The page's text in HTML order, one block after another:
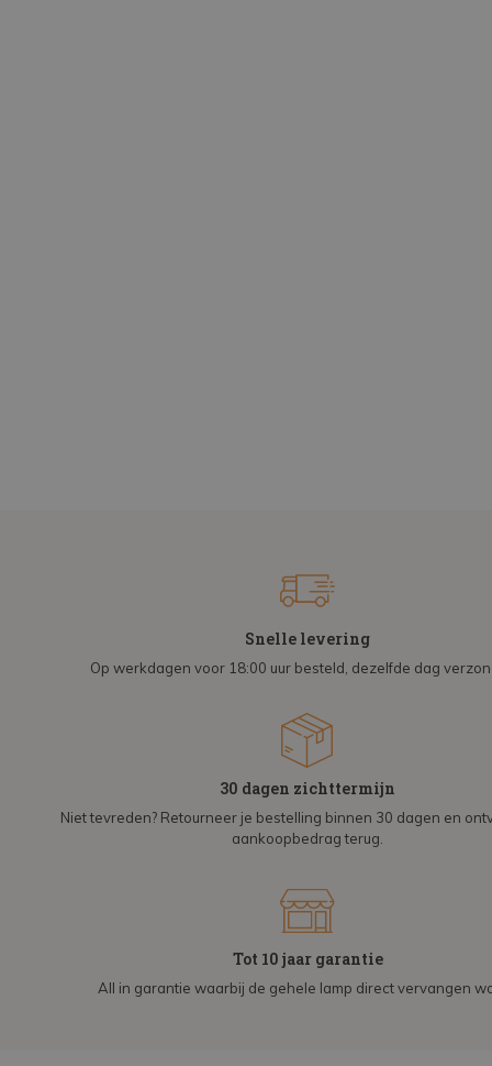
Snelle levering
Op werkdagen voor 18:00 uur besteld, dezelfde dag
30 dagen zichttermijn
Niet tevreden? Retourneer je bestelling binnen 30 dagen en
aankoopbedrag terug.
Tot 10 jaar garantie
All in garantie waarbij de gehele lamp direct vervangen